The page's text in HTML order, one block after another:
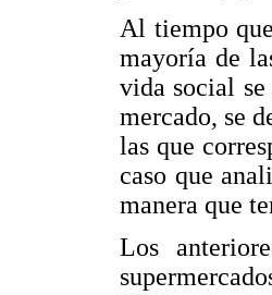
Al tiempo
mayoría de
vida social se
mercado, se
las que
caso que
manera que
Los